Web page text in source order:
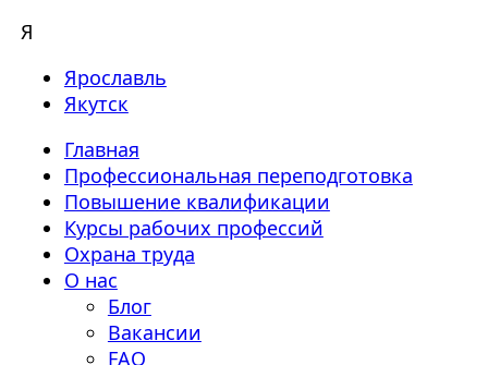
Я
Ярославль
Якутск
Главная
Профессиональная переподготовка
Повышение квалификации
Курсы рабочих профессий
Охрана труда
О нас
Блог
Вакансии
FAQ